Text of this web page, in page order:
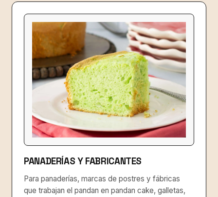
PANADERÍAS Y FABRICANTES
Para panaderías, marcas de postres y fábricas
que trabajan el pandan en pandan cake, galletas,